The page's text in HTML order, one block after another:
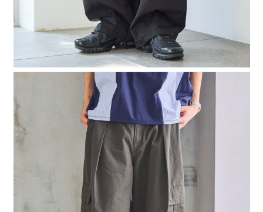
「AFTEE先享後付」，若未經同意申辦者引起之損失，本公司不負相關責
任。
４．使用「AFTEE先享後付」時，將依據個別帳號之用戶狀況，依本公司即
時審查核予不同之上限額度；若仍有額度不足之情形，本公司將視審查結果
請求用戶進行身份認證。
５．嚴禁一人註冊多個帳號或使用他人資訊註冊。若發現惡意使用之情形，
恩沛科技股份有限公司將有權停止該用戶之使用額度並採取法律行動。